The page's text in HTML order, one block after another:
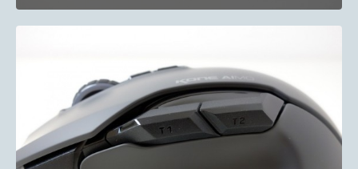
8. September 2018 um 14:22